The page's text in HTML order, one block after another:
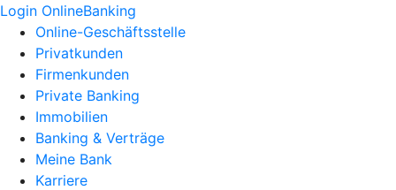
Login OnlineBanking
Online-Geschäftsstelle
Privatkunden
Firmenkunden
Private Banking
Immobilien
Banking & Verträge
Meine Bank
Karriere